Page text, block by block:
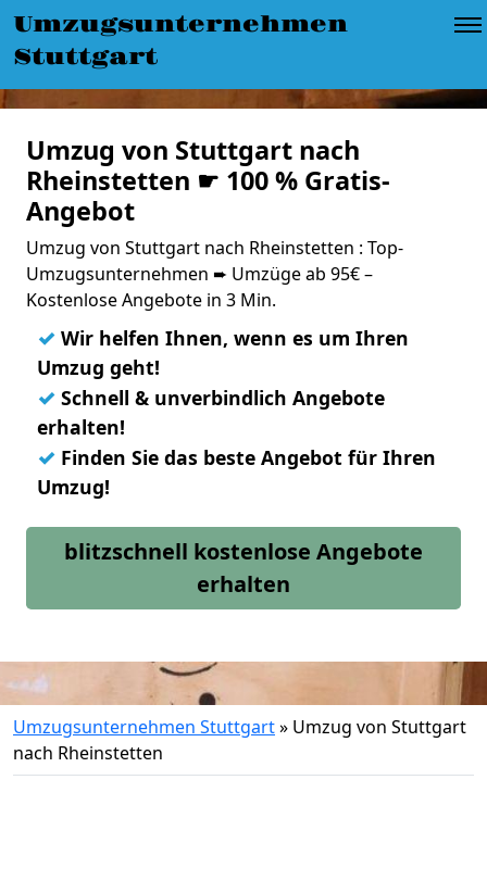
Umzugsunternehmen
Stuttgart
Umzug von Stuttgart nach
Rheinstetten ☛ 100 % Gratis-
Angebot
Umzug von Stuttgart nach Rheinstetten : Top-
Umzugsunternehmen ➨ Umzüge ab 95€ –
Kostenlose Angebote in 3 Min.
✓ Wir helfen Ihnen, wenn es um Ihren
Umzug geht!
✓ Schnell & unverbindlich Angebote
erhalten!
✓ Finden Sie das beste Angebot für Ihren
Umzug!
blitzschnell kostenlose Angebote
erhalten
Umzugsunternehmen Stuttgart» Umzug von Stuttgart
nach Rheinstetten